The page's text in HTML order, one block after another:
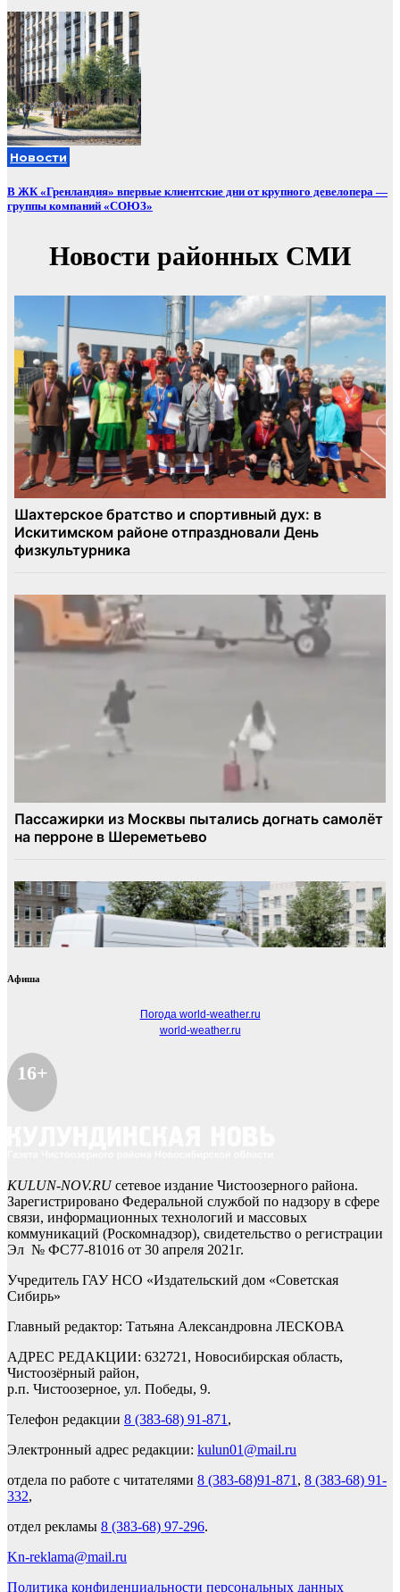
Новости
В ЖК «Гренландия» впервые клиентские дни от крупного девелопера —
группы компаний «СОЮЗ»
Афиша
Погода world-weather.ru
world-weather.ru
16+
KULUN-NOV.RUсетевое издание Чистоозерного района.
Зарегистрировано Федеральной службой по надзору в сфере
связи, информационных технологий и массовых
коммуникаций (Роскомнадзор), свидетельство о регистрации
Эл № ФС77-81016 от 30 апреля 2021г.
Учредитель ГАУ НСО «Издательский дом «Советская
Сибирь»
Главный редактор: Татьяна Александровна ЛЕСКОВА
АДРЕС РЕДАКЦИИ: 632721, Новосибирская область,
Чистоозёрный район,
р.п. Чистоозерное, ул. Победы, 9.
Телефон редакции 8 (383-68) 91-871 ,
Электронный адрес редакции: kulun01@mail.ru
отдела по работе с читателями 8 (383-68)91-871 , 8 (383-68) 91-
332,
отдел рекламы 8 (383-68) 97-296.
Kn-reklama@mail.ru
Политика конфиденциальности персональных данных